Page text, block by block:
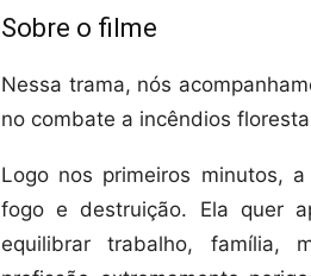
Sobre o filme
Nessa trama, nós
no combate a incêndios
Logo nos primeiros minutos,
fogo e destruição. Ela quer
equilibrar trabalho, família,